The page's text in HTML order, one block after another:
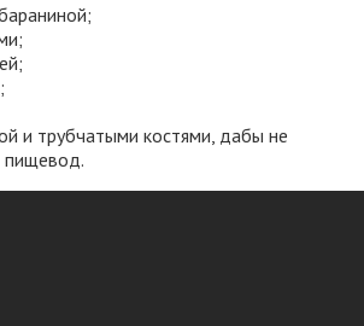
и трубчатыми костями, дабы не
пищевод.